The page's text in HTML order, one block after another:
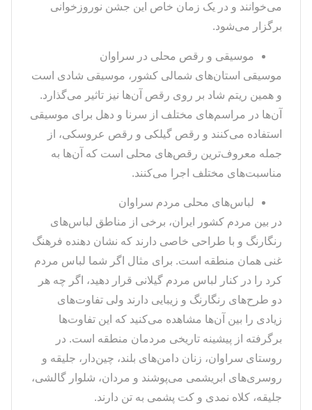
می‌خوانند و در یک زمان خاص این جشن نوروزخوانی
برگزار می‌شود.
موسیقی و رقص محلی در سراوان
موسیقی استان‌های شمالی کشور، موسیقی شادی است
و همین ریتم شاد بر روی رقص آن‌ها نیز تاثیر می‌گذارد.
آن‌ها در مراسم‌های مختلف از سرنا و دهل برای موسیقی
استفاده می‌کنند و رقص گیلکی و رقص عروسکی، از
جمله معروف‌ترین رقص‌های محلی است که آن‌ها به
مناسبت‌های مختلف اجرا می‌کنند.
لباس‌های محلی مردم سراوان
در بین مردم کشور ایران، برخی از مناطق لباس‌های
رنگارنگ و با طراحی خاصی دارند که نشان دهنده فرهنگ
غنی همان منطقه است. برای مثال اگر شما لباس مردم
کرد را در کنار لباس مردم گیلانی قرار دهید، اگر چه هر
دو طرح‌های رنگارنگ و زیبایی دارند ولی تفاوت‌های
زیادی را بین آن‌ها مشاهده می‌کنید که این تفاوت‌ها
برگرفته از پیشینه تاریخی مردمان منطقه است. در
روستای سراوان، زنان دامن‌های بلند، چین‌دار، جلیقه و
روسری‌های ابریشمی می‌پوشند و مردان، شلوار گالشی،
جلیقه، کلاه نمدی و کت پشمی به تن دارند.